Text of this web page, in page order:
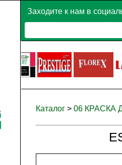
Заходите к нам в
Каталог > 06 КРАСКА